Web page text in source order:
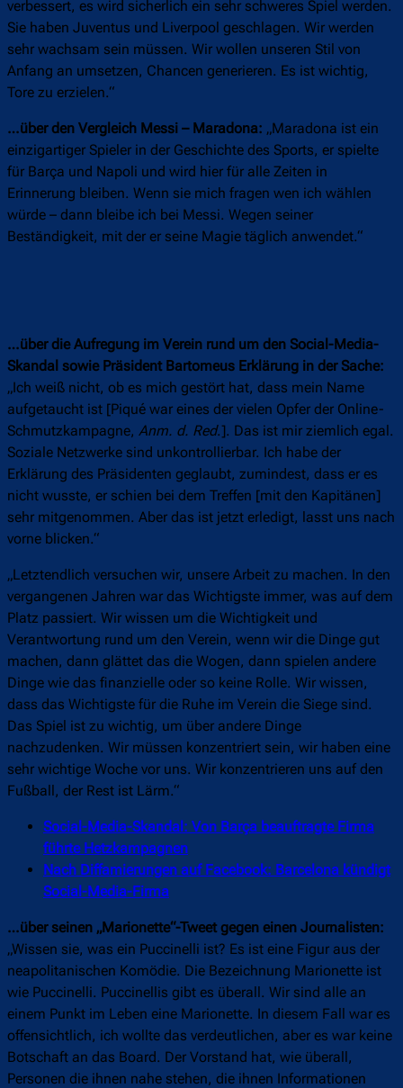
verbessert, es wird sicherlich ein sehr schweres Spiel werden.
Sie haben Juventus und Liverpool geschlagen. Wir werden
sehr wachsam sein müssen. Wir wollen unseren Stil von
Anfang an umsetzen, Chancen generieren. Es ist wichtig,
Tore zu erzielen.“
…über den Vergleich Messi – Maradona: „Maradona ist ein
einzigartiger Spieler in der Geschichte des Sports, er spielte
für Barça und Napoli und wird hier für alle Zeiten in
Erinnerung bleiben. Wenn sie mich fragen wen ich wählen
würde – dann bleibe ich bei Messi. Wegen seiner
Beständigkeit, mit der er seine Magie täglich anwendet.“
…über die Aufregung im Verein rund um den Social-Media-
Skandal sowie Präsident Bartomeus Erklärung in der Sache:
„Ich weiß nicht, ob es mich gestört hat, dass mein Name
aufgetaucht ist [Piqué war eines der vielen Opfer der Online-
Schmutzkampagne, Anm. d. Red.]. Das ist mir ziemlich egal.
Soziale Netzwerke sind unkontrollierbar. Ich habe der
Erklärung des Präsidenten geglaubt, zumindest, dass er es
nicht wusste, er schien bei dem Treffen [mit den Kapitänen]
sehr mitgenommen. Aber das ist jetzt erledigt, lasst uns nach
vorne blicken.“
„Letztendlich versuchen wir, unsere Arbeit zu machen. In den
vergangenen Jahren war das Wichtigste immer, was auf dem
Platz passiert. Wir wissen um die Wichtigkeit und
Verantwortung rund um den Verein, wenn wir die Dinge gut
machen, dann glättet das die Wogen, dann spielen andere
Dinge wie das finanzielle oder so keine Rolle. Wir wissen,
dass das Wichtigste für die Ruhe im Verein die Siege sind.
Das Spiel ist zu wichtig, um über andere Dinge
nachzudenken. Wir müssen konzentriert sein, wir haben eine
sehr wichtige Woche vor uns. Wir konzentrieren uns auf den
Fußball, der Rest ist Lärm.“
Social-Media-Skandal: Von Barça beauftragte Firma
führte Hetzkampagnen
Nach Diffamierungen auf Facebook: Barcelona kündigt
Social-Media-Firma
…über seinen „Marionette“-Tweet gegen einen Journalisten:
„Wissen sie, was ein Puccinelli ist? Es ist eine Figur aus der
neapolitanischen Komödie. Die Bezeichnung Marionette ist
wie Puccinelli. Puccinellis gibt es überall. Wir sind alle an
einem Punkt im Leben eine Marionette. In diesem Fall war es
offensichtlich, ich wollte das verdeutlichen, aber es war keine
Botschaft an das Board. Der Vorstand hat, wie überall,
Personen die ihnen nahe stehen, die ihnen Informationen